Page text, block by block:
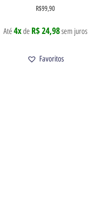
R$99,90
Até 4xde R$ 24,98sem juros
Favoritos